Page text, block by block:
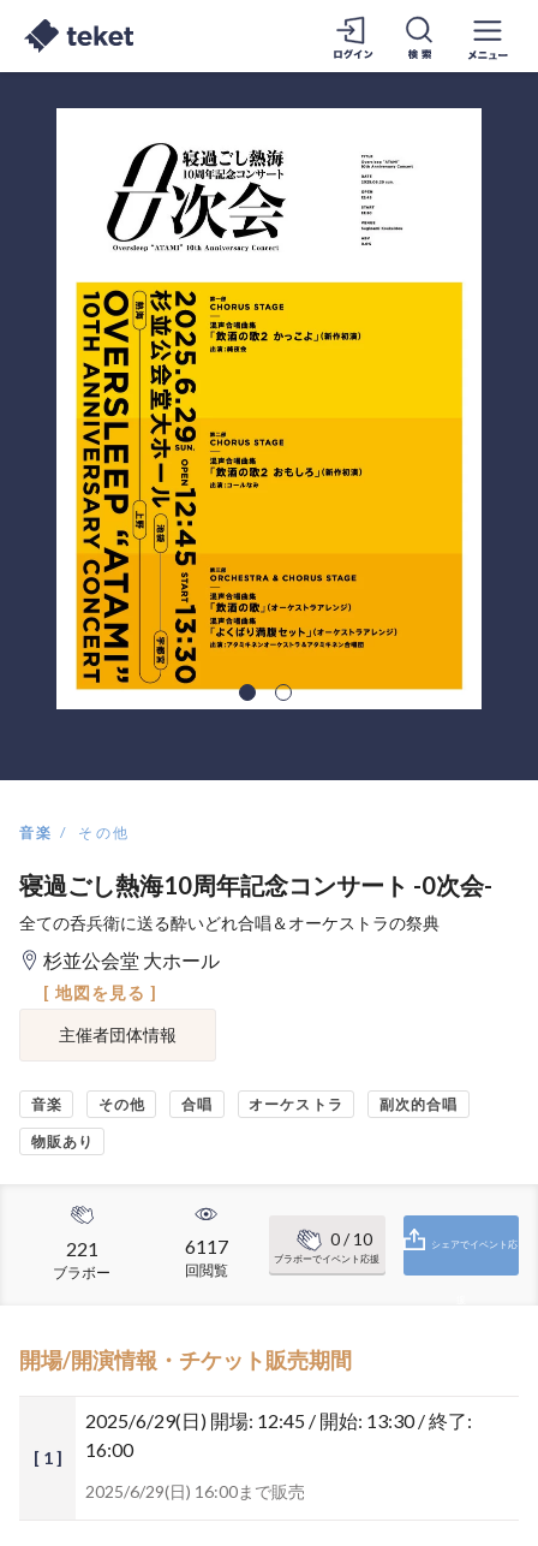
音楽 その他
寝過ごし熱海10周年記念コンサート -0次会-
全ての呑兵衛に送る酔いどれ合唱＆オーケストラの祭典
杉並公会堂 大ホール
[ 地図を見る ]
主催者団体情報
音楽 その他 合唱 オーケストラ 副次的合唱
物販あり
221
ブラボー
6117
回閲覧
0/ 10
ブラボーでイベント応援
シェアでイベント応
開場/開演情報・チケット販売期間
[ 1 ]
2025/6/29(日) 開場: 12:45 / 開始: 13:30 / 終了:
16:00
2025/6/29(日) 16:00まで販売